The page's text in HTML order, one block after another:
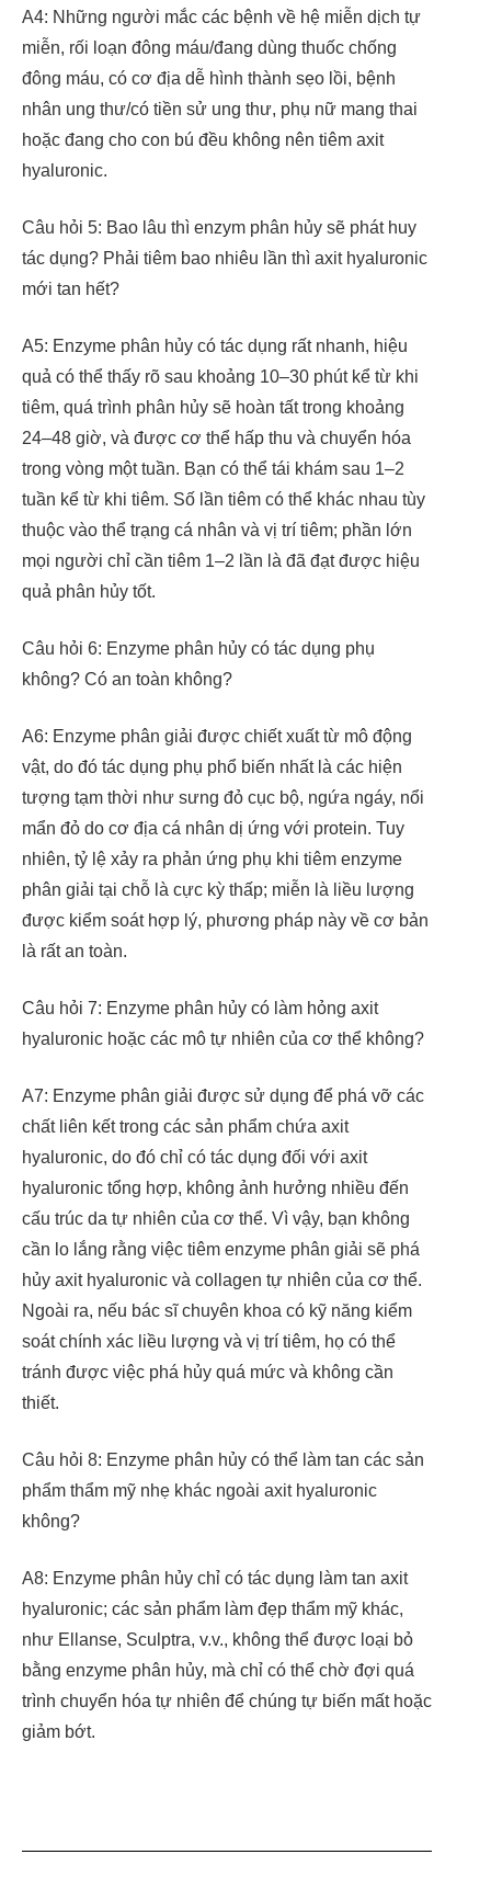
A4: Những người mắc các bệnh về hệ miễn dịch tự
miễn, rối loạn đông máu/đang dùng thuốc chống
đông máu, có cơ địa dễ hình thành sẹo lồi, bệnh
nhân ung thư/có tiền sử ung thư, phụ nữ mang thai
hoặc đang cho con bú đều không nên tiêm axit
hyaluronic.
Câu hỏi 5: Bao lâu thì enzym phân hủy sẽ phát huy
tác dụng? Phải tiêm bao nhiêu lần thì axit hyaluronic
mới tan hết?
A5: Enzyme phân hủy có tác dụng rất nhanh, hiệu
quả có thể thấy rõ sau khoảng 10–30 phút kể từ khi
tiêm, quá trình phân hủy sẽ hoàn tất trong khoảng
24–48 giờ, và được cơ thể hấp thu và chuyển hóa
trong vòng một tuần. Bạn có thể tái khám sau 1–2
tuần kể từ khi tiêm. Số lần tiêm có thể khác nhau tùy
thuộc vào thể trạng cá nhân và vị trí tiêm; phần lớn
mọi người chỉ cần tiêm 1–2 lần là đã đạt được hiệu
quả phân hủy tốt.
Câu hỏi 6: Enzyme phân hủy có tác dụng phụ
không? Có an toàn không?
A6: Enzyme phân giải được chiết xuất từ mô động
vật, do đó tác dụng phụ phổ biến nhất là các hiện
tượng tạm thời như sưng đỏ cục bộ, ngứa ngáy, nổi
mẩn đỏ do cơ địa cá nhân dị ứng với protein. Tuy
nhiên, tỷ lệ xảy ra phản ứng phụ khi tiêm enzyme
phân giải tại chỗ là cực kỳ thấp; miễn là liều lượng
được kiểm soát hợp lý, phương pháp này về cơ bản
là rất an toàn.
Câu hỏi 7: Enzyme phân hủy có làm hỏng axit
hyaluronic hoặc các mô tự nhiên của cơ thể không?
A7: Enzyme phân giải được sử dụng để phá vỡ các
chất liên kết trong các sản phẩm chứa axit
hyaluronic, do đó chỉ có tác dụng đối với axit
hyaluronic tổng hợp, không ảnh hưởng nhiều đến
cấu trúc da tự nhiên của cơ thể. Vì vậy, bạn không
cần lo lắng rằng việc tiêm enzyme phân giải sẽ phá
hủy axit hyaluronic và collagen tự nhiên của cơ thể.
Ngoài ra, nếu bác sĩ chuyên khoa có kỹ năng kiểm
soát chính xác liều lượng và vị trí tiêm, họ có thể
tránh được việc phá hủy quá mức và không cần
thiết.
Câu hỏi 8: Enzyme phân hủy có thể làm tan các sản
phẩm thẩm mỹ nhẹ khác ngoài axit hyaluronic
không?
A8: Enzyme phân hủy chỉ có tác dụng làm tan axit
hyaluronic; các sản phẩm làm đẹp thẩm mỹ khác,
như Ellanse, Sculptra, v.v., không thể được loại bỏ
bằng enzyme phân hủy, mà chỉ có thể chờ đợi quá
trình chuyển hóa tự nhiên để chúng tự biến mất hoặc
giảm bớt.